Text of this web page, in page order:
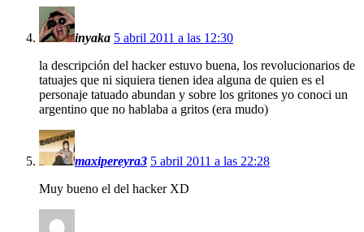
inyaka 5 abril 2011 a las 12:30
la descripción del hacker estuvo buena, los revolucionarios de
tatuajes que ni siquiera tienen idea alguna de quien es el
personaje tatuado abundan y sobre los gritones yo conoci un
argentino que no hablaba a gritos (era mudo)
maxipereyra3 5 abril 2011 a las 22:28
Muy bueno el del hacker XD